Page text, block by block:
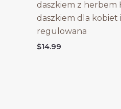
daszkiem z herbem
daszkiem dla kobiet
regulowana
$14.99